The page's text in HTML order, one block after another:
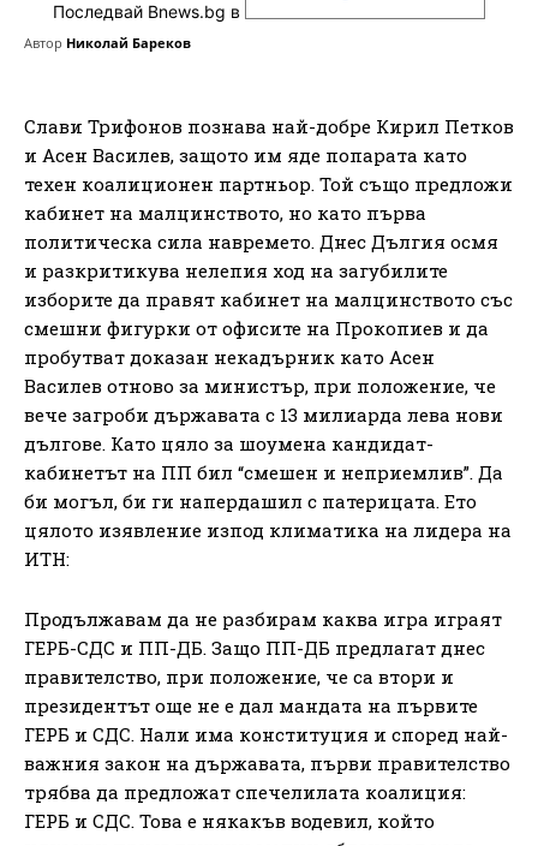
Последвай Bnews.bg в
Автор Николай Бареков
Слави Трифонов познава най-добре Кирил Петков
и Асен Василев, защото им яде попарата като
техен коалиционен партньор. Той също предложи
кабинет на малцинството, но като първа
политическа сила навремето. Днес Дългия осмя
и разкритикува нелепия ход на загубилите
изборите да правят кабинет на малцинството със
смешни фигурки от офисите на Прокопиев и да
пробутват доказан некадърник като Асен
Василев отново за министър, при положение, че
вече загроби държавата с 13 милиарда лева нови
дългове. Като цяло за шоумена кандидат-
кабинетът на ПП бил “смешен и неприемлив”. Да
би могъл, би ги напердашил с патерицата. Ето
цялото изявление изпод климатика на лидера на
ИТН:
Продължавам да не разбирам каква игра играят
ГЕРБ-СДС и ПП-ДБ. Защо ПП-ДБ предлагат днес
правителство, при положение, че са втори и
президентът още не е дал мандата на първите
ГЕРБ и СДС. Нали има конституция и според най-
важния закон на държавата, първи правителство
трябва да предложат спечелилата коалиция:
ГЕРБ и СДС. Това е някакъв водевил, който